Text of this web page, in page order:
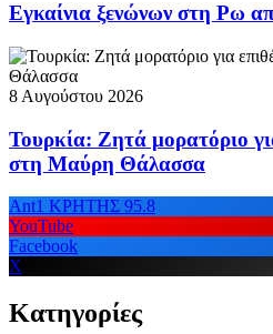
Εγκαίνια ξενώνων στη Ρω
8 Αυγούστου 2026
Τουρκία: Ζητά μορατόριο
στη Μαύρη Θάλασσα
Ant1 ΚΡΗΤΗΣ 95.8
YouTube
Facebook
X
Κατηγορίες